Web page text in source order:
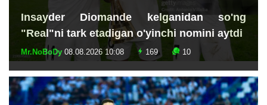
Insayder Diomande kelganidan so'ng
"Real"ni tark etadigan o'yinchi nomini aytdi
Mr.NoBoDy 08.08.2026 10:08 169 10